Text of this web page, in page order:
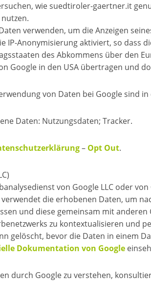
wie suedtiroler-gaertner.it
verwenden, um die Anzeigen
IP-Anonymisierung aktiviert, so dass
des Abkommens über den
Google in den USA übertragen und
von Daten bei Google sind in
Daten: Nutzungsdaten; Tracker.
– Opt Out.
von Google LLC oder
verwendet die erhobenen Daten, um
und diese gemeinsam mit
zu kontextualisieren und
gelöscht, bevor die Daten in einem
Dokumentation von Google
durch Google zu verstehen,